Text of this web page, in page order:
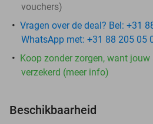
vouchers)
Vragen over de deal? Bel: +31
WhatsApp met: +31 88 205 05
Koop zonder zorgen, want
verzekerd (meer info)
Beschikbaarheid